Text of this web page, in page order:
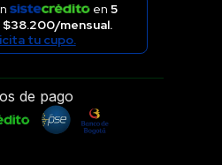
en5
$38.200/mensual.
tu cupo.